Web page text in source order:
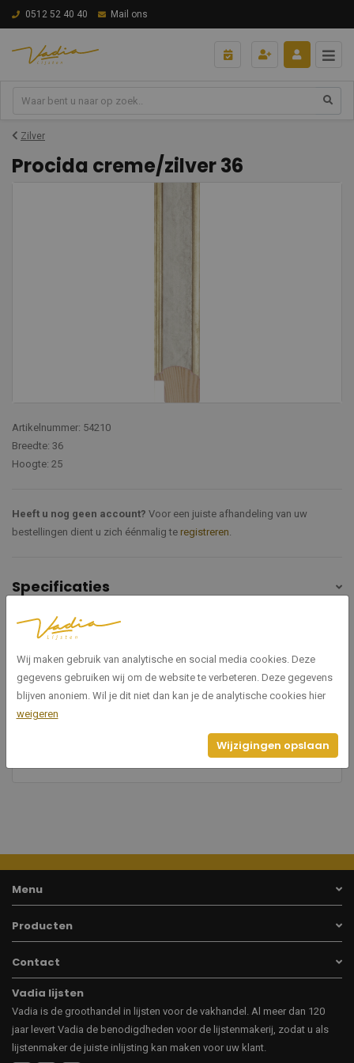
0512 52 40 40 Mail ons
Zilver
Procida creme/zilver 36
Artikelnummer: 54210
Breedte: 36
Hoogte: 25
Heeft u nog geen account? Voor een juiste afhandeling van uw
bestellingen dient u zich éénmalig te registreren.
Specificaties
Artikelnummer
Breedte
25
Menu
Producten
Contact
Vadia lijsten
Vadia is de groothandel in lijsten voor de vakhandel. Al meer dan 120
jaar levert Vadia de benodigdheden voor de lijstenmakerij, zodat u als
lijstenmaker de juiste inlijsting kan maken voor uw klant.
Wij maken gebruik van analytische en social media cookies. Deze
gegevens gebruiken wij om de website te verbeteren. Deze gegevens
blijven anoniem. Wil je dit niet dan kan je de analytische cookies hier
weigeren
Wijzigingen opslaan